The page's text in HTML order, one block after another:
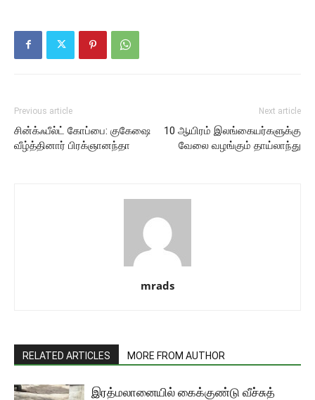
Previous article
சின்க்ஃபீல்ட் கோப்பை: குகேஷை
வீழ்த்தினார் பிரக்ஞானந்தா
Next article
10 ஆயிரம் இலங்கையர்களுக்கு
வேலை வழங்கும் தாய்லாந்து
mrads
RELATED ARTICLES MORE FROM AUTHOR
இரத்மலானையில் கைக்குண்டு வீச்சுத்